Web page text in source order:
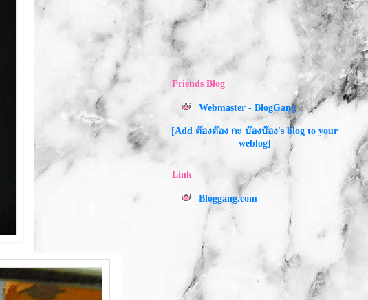
Friends Blog
Webmaster - BlogGang
[Add ต๊องต๊อง กะ บ๊องบ๊อง's blog to your
weblog]
Link
Bloggang.com